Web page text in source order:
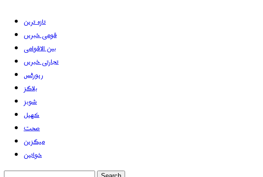
تازہ ترین
قومی خبریں
بین الاقوامی
تجارتی خبریں
رپورٹس
بلاگز
شوبز
کھیل
صحت
میگزین
خواتین